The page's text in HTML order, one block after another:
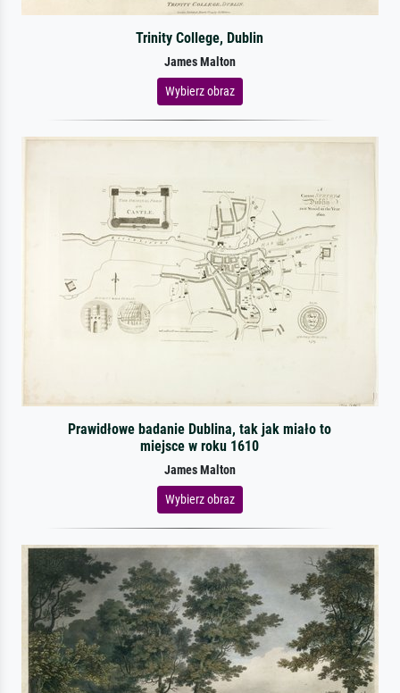
Trinity College, Dublin
James Malton
Wybierz obraz
Prawidłowe badanie Dublina, tak jak miało to
miejsce w roku 1610
James Malton
Wybierz obraz